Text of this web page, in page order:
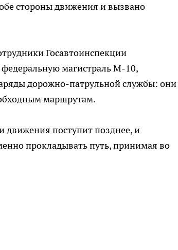
стороны движения и вызвано
Госавтоинспекции
федеральную магистраль М-10,
дорожно-патрульной службы: они
маршрутам.
поступит позднее, и
прокладывать путь, принимая во